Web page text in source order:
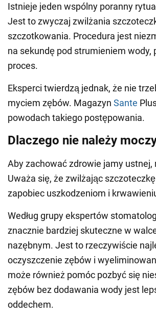
Istnieje jeden wspólny poranny
Jest to zwyczaj zwilżania
szczotkowania. Procedura jest
na sekundę pod strumieniem
proces.
Eksperci twierdzą jednak, że nie
myciem zębów. Magazyn Sante
powodach takiego postępowania.
Dlaczego nie należy
Aby zachować zdrowie jamy
Uważa się, że zwilżając
zapobiec uszkodzeniom i
Według grupy ekspertów
znacznie bardziej skuteczne w
nazębnym. Jest to rzeczywiście
oczyszczenie zębów i
może również pomóc pozbyć się
zębów bez dodawania wody jest
oddechem.